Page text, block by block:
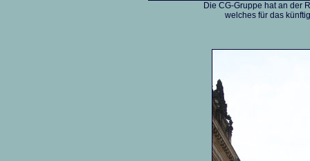
Die CG-Gruppe hat an der
welches für das